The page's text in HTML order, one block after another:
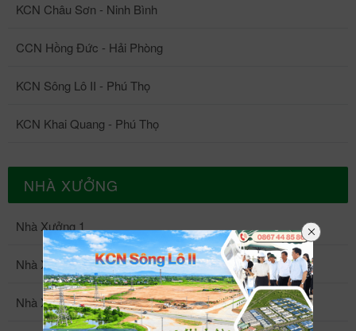
KCN Châu Sơn - Ninh Bình
CCN Hồng Đức - Hải Phòng
KCN Sông Lô II - Phú Thọ
KCN Khai Quang - Phú Thọ
NHÀ XƯỞNG
Nhà Xưởng 1
Nhà Xưởng 2
Nhà Xưởng 3